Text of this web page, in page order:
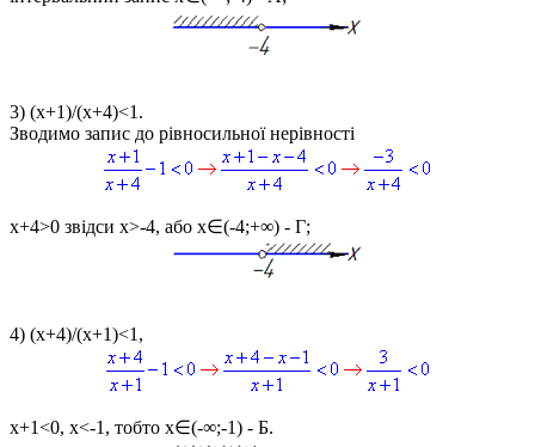
3) (x+1)/(x+4)<1.
Зводимо запис до рівносильної нерівності
x+4>0 звідси x>-4, або x∈(-4;+∞) - Г;
4) (x+4)/(x+1)<1 ,
x+1<0, x<-1 , тобто x∈(-∞;-1) - Б.